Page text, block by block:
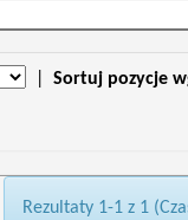
Sortuj pozycje
Rezultaty 1-1 z 1